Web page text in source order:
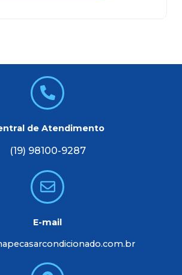
de Atendimento
(19) 98100-9287
E-mail